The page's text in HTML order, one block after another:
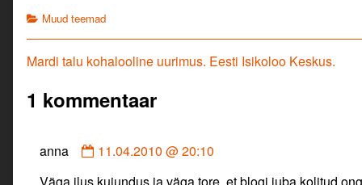
Categories
Muud teemad
Navigeerimine
Previous
Mardi talu kohalooline uurimus. Eesti Isikoloo Keskus.
1 kommentaar
anna
Comment
11.04.2010 @ 20:10